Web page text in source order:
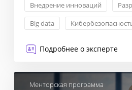
Внедрение инноваций
Big data
Подробнее о эксперте
Менторская программа